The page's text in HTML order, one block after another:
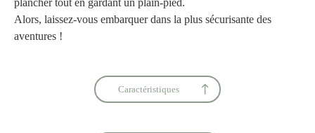
plancher tout en gardant un plain-pied.
Alors, laissez-vous embarquer dans la plus sécurisante des
aventures !
Caractéristiques